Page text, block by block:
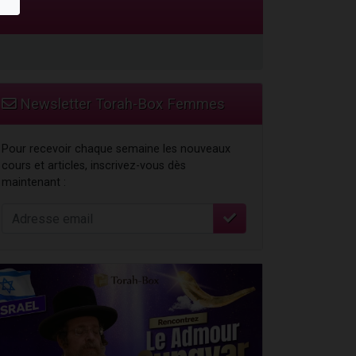
le temps
Newsletter Torah-Box Femmes
Pour recevoir chaque semaine les nouveaux
cours et articles, inscrivez-vous dès
maintenant :